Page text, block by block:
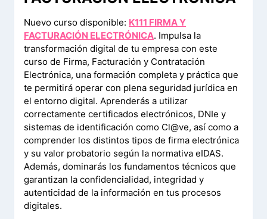
Nuevo curso disponible: K111 FIRMA Y
FACTURACIÓN ELECTRÓNICA. Impulsa la
transformación digital de tu empresa con este
curso de Firma, Facturación y Contratación
Electrónica, una formación completa y práctica que
te permitirá operar con plena seguridad jurídica en
el entorno digital. Aprenderás a utilizar
correctamente certificados electrónicos, DNIe y
sistemas de identificación como Cl@ve, así como a
comprender los distintos tipos de firma electrónica
y su valor probatorio según la normativa eIDAS.
Además, dominarás los fundamentos técnicos que
garantizan la confidencialidad, integridad y
autenticidad de la información en tus procesos
digitales.